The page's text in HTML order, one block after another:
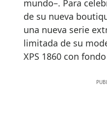
mundo–. Para
de su nueva
una nueva serie
limitada de su
XPS 1860 con